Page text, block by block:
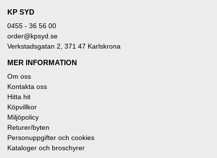
KP SYD
0455 - 36 56 00
order@kpsyd.se
Verkstadsgatan 2, 371 47 Karlskrona
MER INFORMATION
Om oss
Kontakta oss
Hitta hit
Köpvillkor
Miljöpolicy
Returer/byten
Personuppgifter och cookies
Kataloger och broschyrer